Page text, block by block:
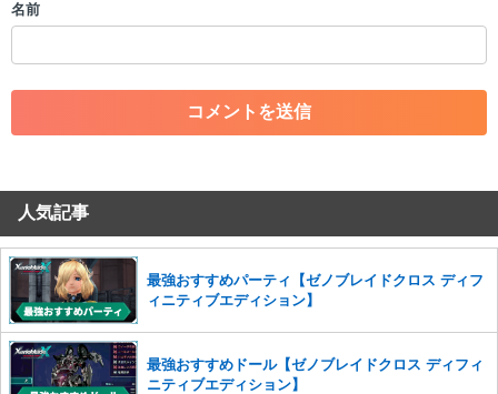
・一度削除された投稿を再び投稿すること
・アカウントの売買など金銭が絡む内容の投稿
・各ゲームのネタバレを含む内容の投稿
・その他、管理者が不適切と判断した投稿
コメントの削除を申請する
せていただきます。ご了承ください。
※一度削除したコメントは復元ができませんのでご注意くだ
さい。
また、過度な利用規約の違反や、弊社に損害の及ぶ内容の書き込みがあ
った場合は、法的措置をとらせていただく場合もございますので、あら
かじめご理解くださいませ。
名前
人気記事
最強おすすめパーティ【ゼノブレイドクロス ディフ
ィニティブエディション】
最強おすすめドール【ゼノブレイドクロス ディフィ
ニティブエディション】